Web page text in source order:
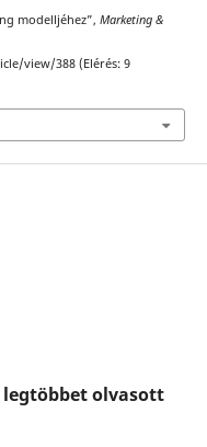
modelljéhez”, Marketing &
view/388 (Elérés: 9
legtöbbet olvasott